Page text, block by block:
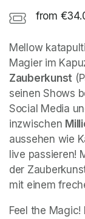
from
Mellow
Magier im
Zauberkunst
seinen Shows
Social Media
inzwischen
aussehen wie
live passieren!
der
mit einem